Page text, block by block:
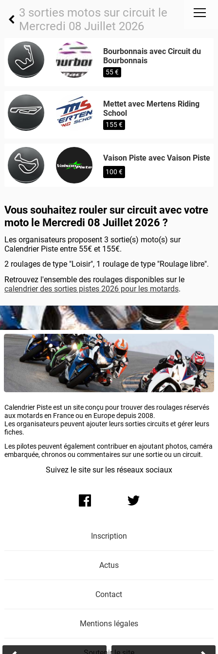
3 sorties motos sur circuit le
Mercredi 08 Juillet 2026
Bourbonnais avec Circuit du
Bourbonnais
55 €
Mettet avec Mertens Riding
School
155 €
Vaison Piste avec Vaison Piste
100 €
Vous souhaitez rouler sur circuit avec votre
moto le Mercredi 08 Juillet 2026 ?
Les organisateurs proposent 3 sortie(s) moto(s) sur
Calendrier Piste entre 55€ et 155€.
2 roulages de type "Loisir", 1 roulage de type "Roulage libre".
Retrouvez l'ensemble des roulages disponibles sur le
calendrier des sorties pistes 2026 pour les motards.
Calendrier Piste est un site conçu pour trouver des roulages réservés
aux motards en France ou en Europe depuis 2008.
Les organisateurs peuvent ajouter leurs sorties circuits et gérer leurs
fiches.
Les pilotes peuvent également contribuer en ajoutant photos, caméra
embarquée, chronos ou commentaires sur une sortie ou un circuit.
Suivez le site sur les réseaux sociaux
Inscription
Actus
Contact
Mentions légales